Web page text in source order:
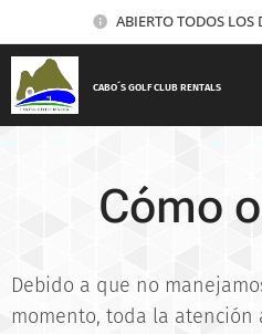
ABIERTO TODOS LOS
CABO´S GOLF CLUB RENTALS
Cómo
Debido a que no
momento, toda la atención